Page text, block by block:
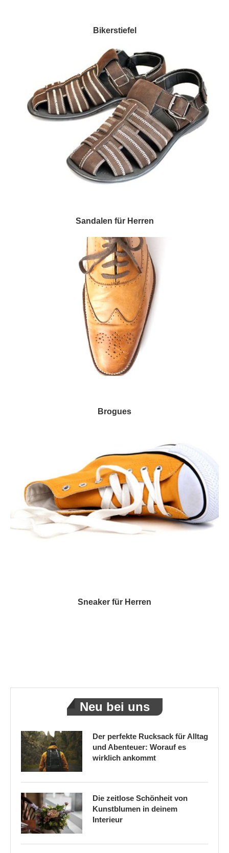
Bikerstiefel
Sandalen für Herren
Brogues
Sneaker für Herren
Neu bei uns
Der perfekte Rucksack für Alltag
und Abenteuer: Worauf es
wirklich ankommt
Die zeitlose Schönheit von
Kunstblumen in deinem
Interieur